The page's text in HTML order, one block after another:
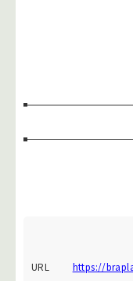
URL https://